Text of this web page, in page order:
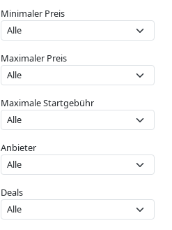
Minimaler Preis
Maximaler Preis
Maximale Startgebühr
Anbieter
Deals